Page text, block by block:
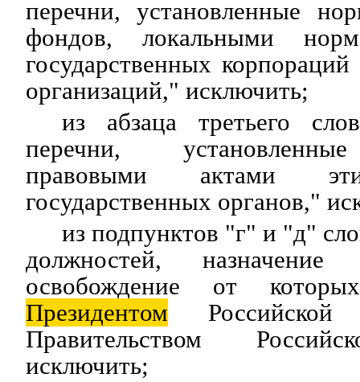
перечни, установленные
фондов, локальными
государственных
организаций," исключить;
из абзаца третьего
перечни,
правовыми актами
государственных органов,"
из подпунктов "г" и "д"
должностей,
освобождение от
Президентом
Правительством
исключить;